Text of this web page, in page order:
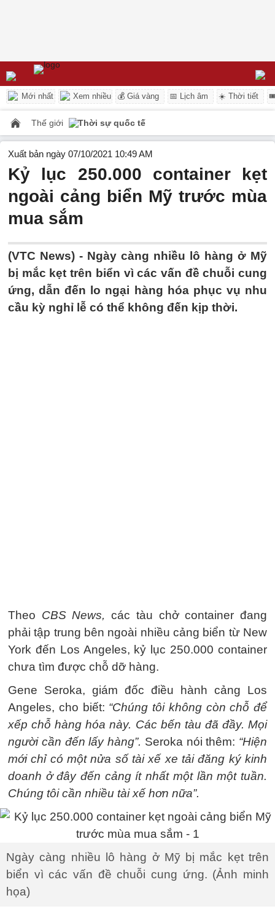
Mới nhất Xem nhiều 💰 Giá vàng 📅 Lịch âm ☀️ Thời tiết
Thế giới Thời sự quốc tế
Xuất bản ngày 07/10/2021 10:49 AM
Kỷ lục 250.000 container kẹt
ngoài cảng biển Mỹ trước mùa
mua sắm
(VTC News) - Ngày càng nhiều lô hàng ở Mỹ
bị mắc kẹt trên biển vì các vấn đề chuỗi cung
ứng, dẫn đến lo ngại hàng hóa phục vụ nhu
cầu kỳ nghỉ lễ có thể không đến kịp thời.
Theo CBS News, các tàu chở container đang
phải tập trung bên ngoài nhiều cảng biển từ New
York đến Los Angeles, kỷ lục 250.000 container
chưa tìm được chỗ dỡ hàng.
Gene Seroka, giám đốc điều hành cảng Los
Angeles, cho biết: “Chúng tôi không còn chỗ để
xếp chỗ hàng hóa này. Các bến tàu đã đầy. Mọi
người cần đến lấy hàng”. Seroka nói thêm: “Hiện
mới chỉ có một nửa số tài xế xe tải đăng ký kinh
doanh ở đây đến cảng ít nhất một lần một tuần.
Chúng tôi cần nhiều tài xế hơn nữa”.
Ngày càng nhiều lô hàng ở Mỹ bị mắc kẹt trên
biển vì các vấn đề chuỗi cung ứng. (Ảnh minh
họa)